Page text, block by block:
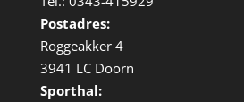
Postadres:
Roggeakker 4
3941 LC Doorn
Sporthal: